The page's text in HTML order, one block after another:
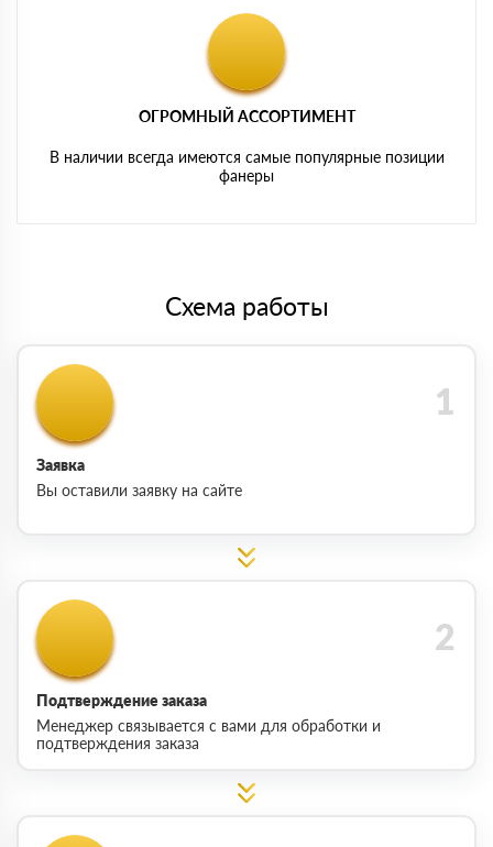
ОГРОМНЫЙ АССОРТИМЕНТ
В наличии всегда имеются самые популярные позиции
фанеры
Схема работы
Заявка
Вы оставили заявку на сайте
Подтверждение заказа
Менеджер связывается с вами для обработки и
подтверждения заказа